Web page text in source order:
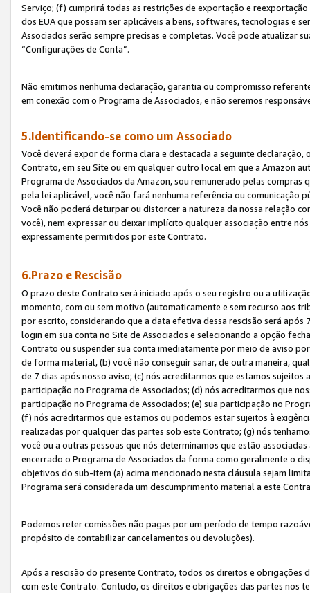
Serviço; (f) cumprirá todas as restrições de exportação e
dos EUA que possam ser aplicáveis a bens, softwares, tecnologias e
Associados serão sempre precisas e completas. Você pode atualizar
“Configurações de Conta”.
Não emitimos nenhuma declaração, garantia ou compromisso
em conexão com o Programa de Associados, e não seremos
5.Identificando-se como um Associado
Você deverá expor de forma clara e destacada a seguinte
Contrato, em seu Site ou em qualquer outro local em que a Amazon
Programa de Associados da Amazon, sou remunerado pelas
pela lei aplicável, você não fará nenhuma referência ou comunicação
Você não poderá deturpar ou distorcer a natureza da nossa relação
você), nem expressar ou deixar implícito qualquer associação entre
expressamente permitidos por este Contrato.
6.Prazo e Rescisão
O prazo deste Contrato será iniciado após o seu registro ou a
momento, com ou sem motivo (automaticamente e sem recurso aos
por escrito, considerando que a data efetiva dessa rescisão será
login em sua conta no Site de Associados e selecionando a opção
Contrato ou suspender sua conta imediatamente por meio de aviso
de forma material, (b) você não conseguir sanar, de outra maneira,
de 7 dias após nosso aviso; (c) nós acreditarmos que estamos
participação no Programa de Associados; (d) nós acreditarmos que
participação no Programa de Associados; (e) sua participação no
(f) nós acreditarmos que estamos ou podemos estar sujeitos à
realizadas por qualquer das partes sob este Contrato; (g) nós
você ou a outras pessoas que nós determinamos que estão
encerrado o Programa de Associados da forma como geralmente o
objetivos do sub-item (a) acima mencionado nesta cláusula sejam
Programa será considerada um descumprimento material a este
Podemos reter comissões não pagas por um período de tempo
propósito de contabilizar cancelamentos ou devoluções).
Após a rescisão do presente Contrato, todos os direitos e obrigações
com este Contrato. Contudo, os direitos e obrigações das partes nos